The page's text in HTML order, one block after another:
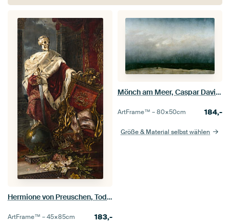
Hermione von Preuschen, Todeskönigin
ArtFrame™ –45×85cm 183,-
Mönch am Meer, Caspar David Friedrich
ArtFrame™ –80×50cm 184,-
Größe & Material selbst wählen